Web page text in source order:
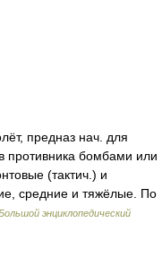
предназ нач. для
противника бомбами или
(тактич.) и
средние и тяжёлые. По
энциклопедический